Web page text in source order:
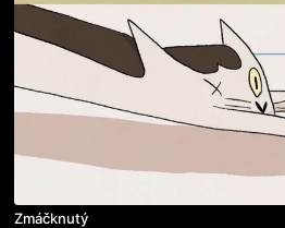
Zmáčknutý